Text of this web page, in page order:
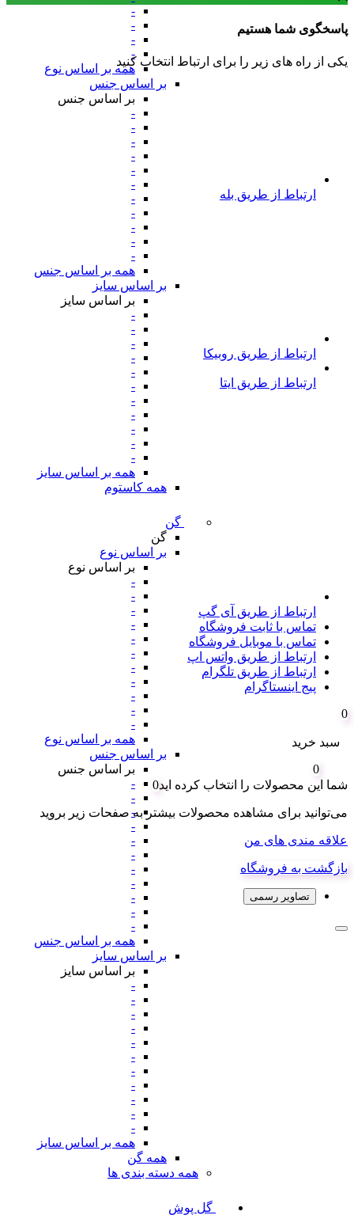
-
-
-
-
همه بر اساس نوع
بر اساس جنس
بر اساس جنس
-
-
-
-
-
-
-
-
-
-
-
همه بر اساس جنس
بر اساس سایز
بر اساس سایز
-
-
-
-
-
-
-
-
-
-
-
همه بر اساس سایز
همه کاستوم
گن
گن
بر اساس نوع
بر اساس نوع
-
-
-
-
-
-
-
-
-
-
-
همه بر اساس نوع
بر اساس جنس
بر اساس جنس
-
-
-
-
-
-
-
-
-
-
-
همه بر اساس جنس
بر اساس سایز
بر اساس سایز
-
-
-
-
-
-
-
-
-
-
-
همه بر اساس سایز
همه گن
همه دسته بندی ها
گل پوش
پاسخگوی شما هستیم
یکی از راه های زیر را برای ارتباط انتخاب کنید
ارتباط از طریق بله
ارتباط از طریق روبیکا
ارتباط از طریق ایتا
ارتباط از طریق آی گپ
تماس با ثابت فروشگاه
تماس با موبایل فروشگاه
ارتباط از طریق واتس اپ
ارتباط از طریق تلگرام
پیج اینستاگرام
0
سبد خرید
0
شما این محصولات را انتخاب کرده اید0
می‌توانید برای مشاهده محصولات بیشتر به صفحات زیر بروید
علاقه مندی های من
بازگشت به فروشگاه
تصاویر رسمی